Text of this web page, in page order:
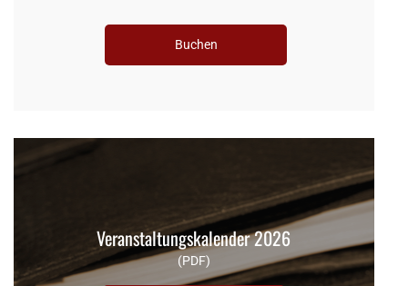
Buchen
Veranstaltungskalender 2026
(PDF)